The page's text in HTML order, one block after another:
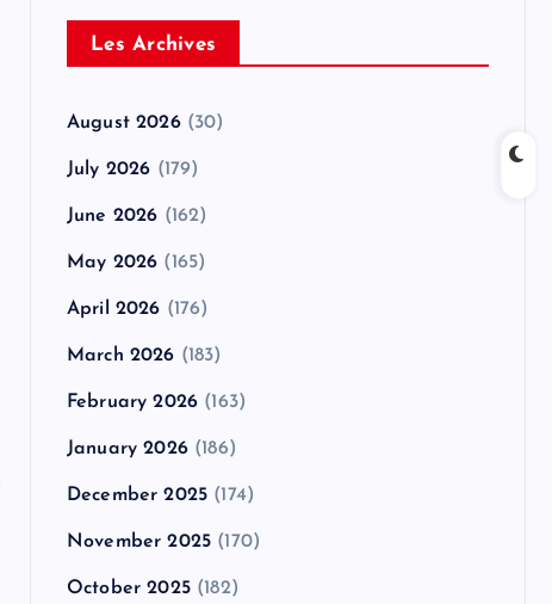
Les Archives
August 2026(30)
July 2026 (179)
June 2026 (162)
May 2026 (165)
April 2026 (176)
March 2026 (183)
February 2026 (163)
January 2026(186)
December 2025 (174)
November 2025 (170)
October 2025(182)